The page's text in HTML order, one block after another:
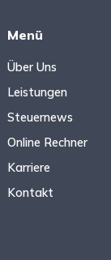
Menü
Über Uns
Leistungen
Steuernews
Online Rechner
Karriere
Kontakt